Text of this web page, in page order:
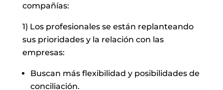
compañías:
1) Los profesionales se están replanteando
sus prioridades y la relación con las
empresas:
Buscan más flexibilidad y posibilidades de
conciliación.